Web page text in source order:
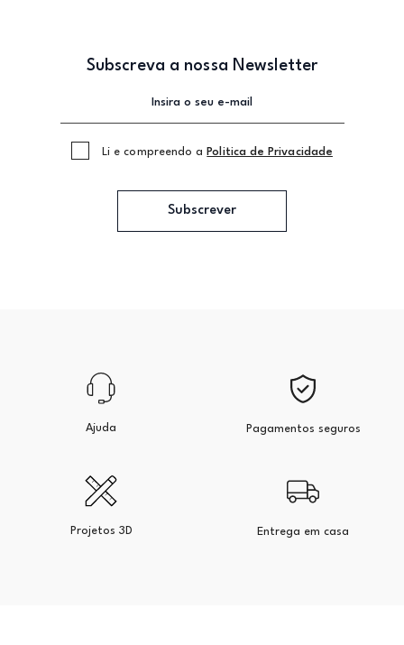
Subscreva a nossa Newsletter
Li e compreendo a Politica de Privacidade
Subscrever
Ajuda Pagamentos seguros
Projetos 3D Entrega em casa